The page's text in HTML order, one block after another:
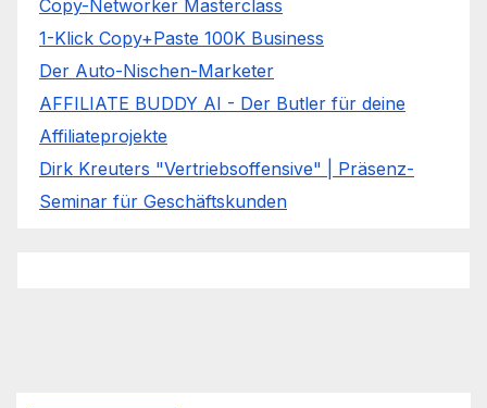
Copy-Networker Masterclass
1-Klick Copy+Paste 100K Business
Der Auto-Nischen-Marketer
AFFILIATE BUDDY AI - Der Butler für deine
Affiliateprojekte
Dirk Kreuters "Vertriebsoffensive" | Präsenz-
Seminar für Geschäftskunden